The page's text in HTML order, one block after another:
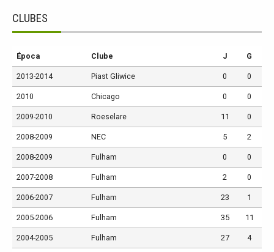
CLUBES
Época Clube J G
2013-2014 Piast Gliwice 0 0
2010 Chicago 0 0
2009-2010 Roeselare 11 0
2008-2009 NEC 5 2
2008-2009 Fulham 0 0
2007-2008 Fulham 2 0
2006-2007 Fulham 23 1
2005-2006 Fulham 35 11
2004-2005 Fulham 27 4